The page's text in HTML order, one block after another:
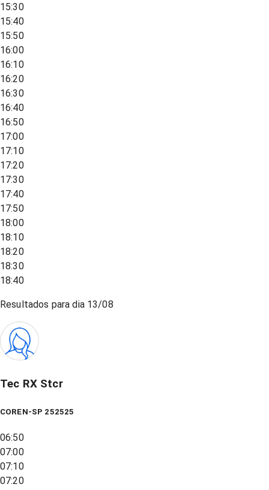
15:30
15:40
15:50
16:00
16:10
16:20
16:30
16:40
16:50
17:00
17:10
17:20
17:30
17:40
17:50
18:00
18:10
18:20
18:30
18:40
Resultados para dia 13/08
Tec RX Stcr
COREN-SP 252525
06:50
07:00
07:10
07:20